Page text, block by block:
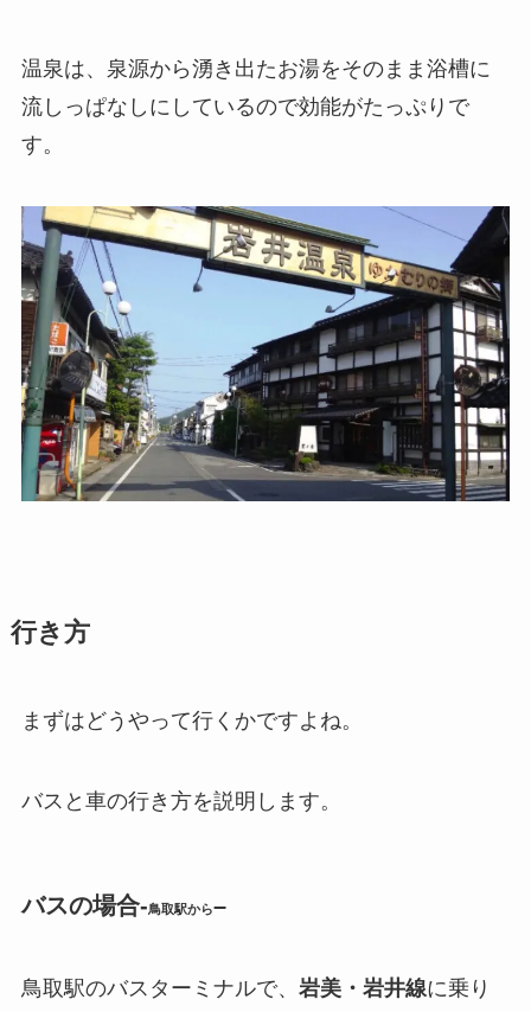
温泉は、泉源から湧き出たお湯をそのまま浴槽に
流しっぱなしにしているので効能がたっぷりで
す。
行き方
まずはどうやって行くかですよね。
バスと車の行き方を説明します。
バスの場合-鳥取駅から–
鳥取駅のバスターミナルで、 岩美・岩井線に乗り